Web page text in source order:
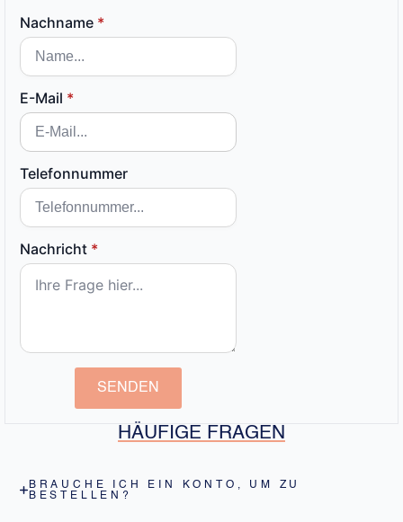
Nachname *
E-Mail *
Telefonnummer
Nachricht *
SENDEN
HÄUFIGE FRAGEN
BRAUCHE ICH EIN KONTO, UM ZU
BESTELLEN?